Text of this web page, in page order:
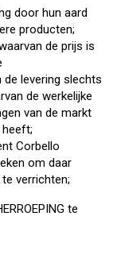
door hun aard
producten;
de prijs is
levering slechts
de werkelijke
van de markt
Corbello
om daar
verrichten;
te